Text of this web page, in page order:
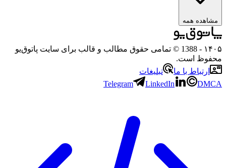
مشاهده همه
۱۴۰۵
- 1388 © تمامی حقوق مطالب و قالب برای سایت پاتوق‌یو
محفوظ است.
ارتباط با ما
تبلیغات
Telegram
LinkedIn DMCA